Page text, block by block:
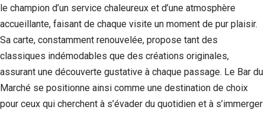
le champion d’un service chaleureux et d’une atmosphère
accueillante, faisant de chaque visite un moment de pur plaisir.
Sa carte, constamment renouvelée, propose tant des
classiques indémodables que des créations originales,
assurant une découverte gustative à chaque passage. Le Bar du
Marché se positionne ainsi comme une destination de choix
pour ceux qui cherchent à s’évader du quotidien et à s’immerger
fonctionnement
Statistiques
Afin que
puissions
améliorer la